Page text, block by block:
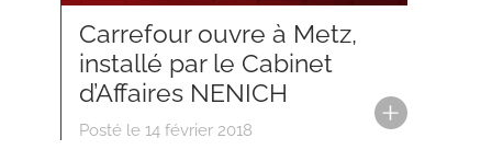
Carrefour ouvre à Metz,
installé par le Cabinet
d’Affaires NENICH
Posté le 14 février 2018